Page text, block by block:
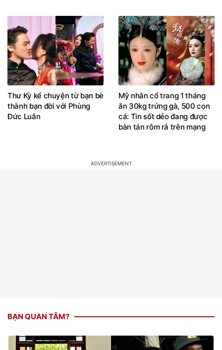
Thư Kỳ kể chuyện từ bạn bè
thành bạn đời với Phùng
Đức Luân
Mỹ nhân cổ trang 1 tháng
ăn 30kg trứng gà, 500 con
cá: Tin sốt dẻo đang được
bàn tán rôm rả trên mạng